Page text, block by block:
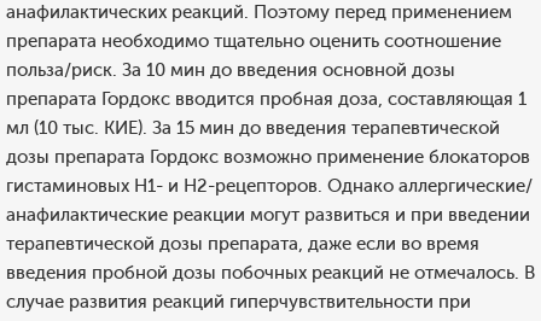
анафилактических реакций. Поэтому перед применением
препарата необходимо тщательно оценить соотношение
польза/риск. За 10 мин до введения основной дозы
препарата Гордокс вводится пробная доза, составляющая 1
мл (10 тыс. КИЕ). За 15 мин до введения терапевтической
дозы препарата Гордокс возможно применение блокаторов
гистаминовых H1- и Н2-рецепторов. Однако аллергические/
анафилактические реакции могут развиться и при введении
терапевтической дозы препарата, даже если во время
введения пробной дозы побочных реакций не отмечалось. В
случае развития реакций гиперчувствительности при